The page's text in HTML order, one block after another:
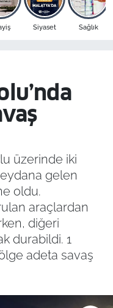
Siyaset Sağlık
üzerinde iki
gelen
oldu.
araçlardan
diğeri
durabildi. 1
adeta savaş
Fikstür